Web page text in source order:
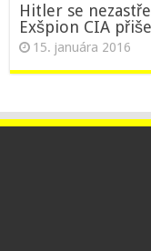
Hitler se
Exšpion CIA
15. januára 2016